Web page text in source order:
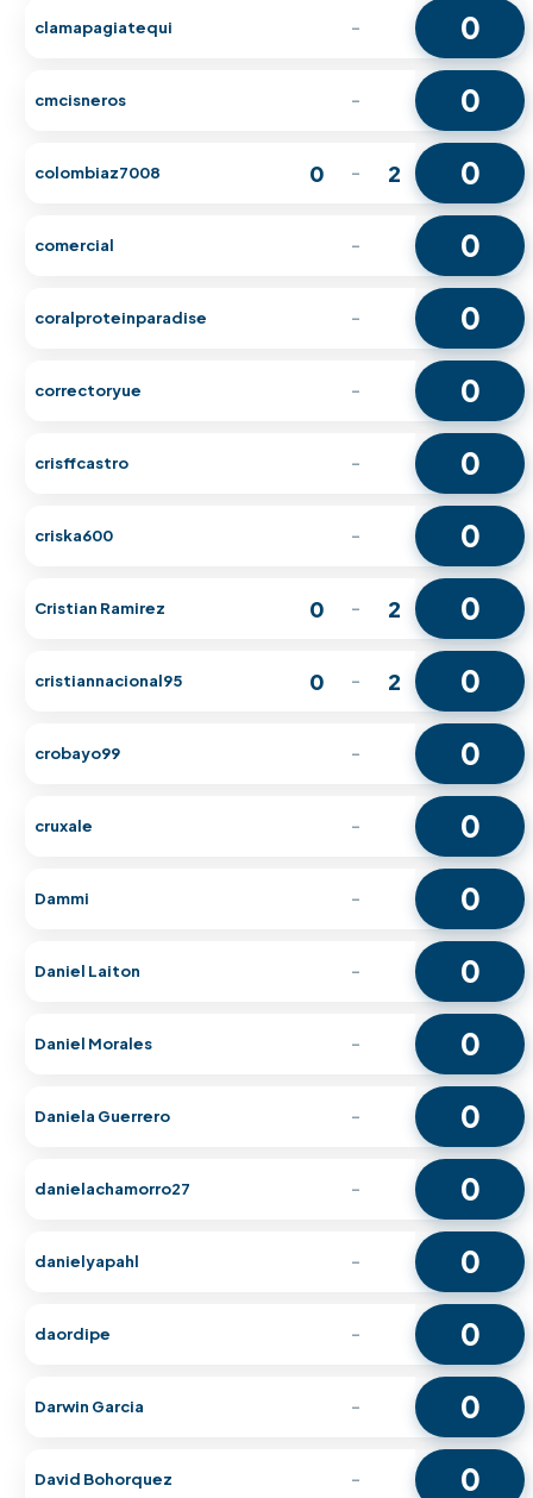
clamapagiatequi - 0
cmcisneros - 0
colombiaz7008 0 - 2 0
comercial - 0
coralproteinparadise - 0
correctoryue - 0
crisffcastro - 0
criska600 - 0
Cristian Ramirez 0 - 2 0
cristiannacional95 0 - 2 0
crobayo99 - 0
cruxale - 0
Dammi - 0
Daniel Laiton - 0
Daniel Morales - 0
Daniela Guerrero - 0
danielachamorro27 - 0
danielyapahl - 0
daordipe - 0
Darwin Garcia - 0
David Bohorquez - 0